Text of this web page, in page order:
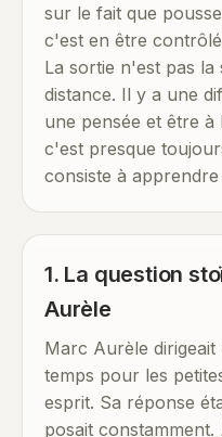
sur le fait que
c'est en être
La sortie n'est pas la
distance. Il y a une
une pensée et être
c'est presque
consiste à
1. La question
Aurèle
Marc Aurèle
temps pour les
esprit. Sa réponse
posait constamment.